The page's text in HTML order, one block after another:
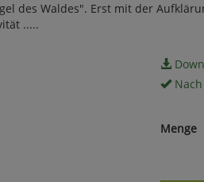
des Waldes". Erst mit der
.....
Nach
Menge